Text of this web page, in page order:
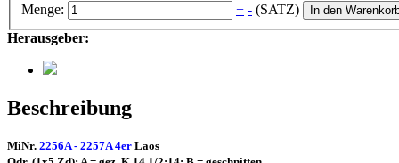
Menge: + - (SATZ) In den
Herausgeber:
Beschreibung
MiNr. 2256A - 2257A 4er Laos